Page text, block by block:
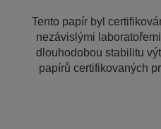
Tento papír byl
nezávislými
dlouhodobou stabilitu
papírů certifikovaných